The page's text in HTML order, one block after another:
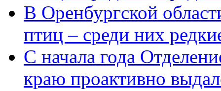
В Оренбургской
птиц – среди них
С начала года
краю проактивно